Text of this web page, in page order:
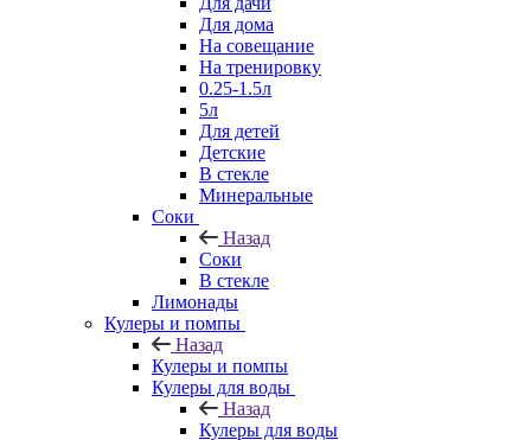
Для дома
На совещание
На тренировку
0.25-1.5л
5л
Для детей
Детские
В стекле
Минеральные
Соки
Назад
Соки
В стекле
Лимонады
Кулеры и помпы
Назад
Кулеры и помпы
Кулеры для воды
Назад
Кулеры для воды